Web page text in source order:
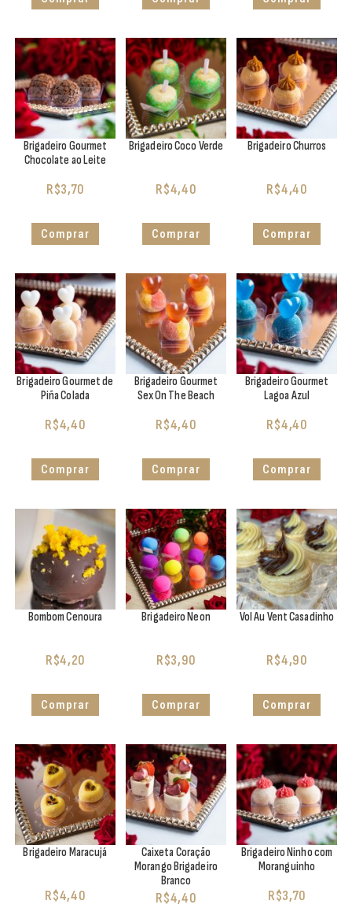
Brigadeiro Gourmet
Chocolate ao Leite
R$3,70
Comprar
Brigadeiro Coco Verde
R$4,40
Comprar
Brigadeiro Churros
R$4,40
Comprar
Brigadeiro Gourmet de
Piña Colada
R$4,40
Comprar
Brigadeiro Gourmet
Sex On The Beach
R$4,40
Comprar
Brigadeiro Gourmet
Lagoa Azul
R$4,40
Comprar
Bombom Cenoura
R$4,20
Comprar
Brigadeiro Neon
R$3,90
Comprar
Vol Au Vent Casadinho
R$4,90
Comprar
Brigadeiro Maracujá
R$4,40
Caixeta Coração
Morango Brigadeiro
Branco
R$4,40
Brigadeiro Ninho com
Moranguinho
R$3,70